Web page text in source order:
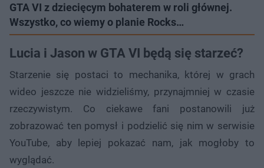
GTA VI z dziecięcym bohaterem w roli głównej.
Wszystko, co wiemy o planie Rocks…
Lucia i Jason w GTA VI będą się starzeć?
Starzenie się postaci to mechanika, której w grach
wideo jeszcze nie widzieliśmy, przynajmniej w czasie
rzeczywistym. Co ciekawe fani postanowili już
zobrazować ten pomysł i podzielić się nim w serwisie
YouTube, aby lepiej pokazać nam, jak mogłoby to
wyglądać.